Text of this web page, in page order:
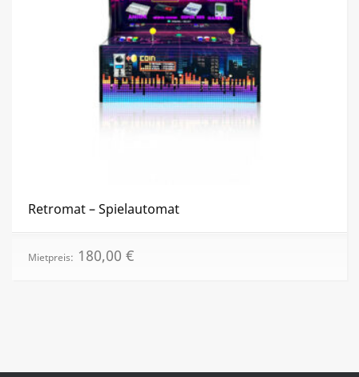
Retromat – Spielautomat
Mietpreis: 180,00 €